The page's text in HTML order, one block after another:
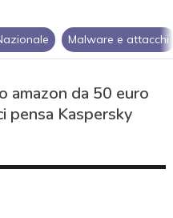
Malware e attacchi
amazon da 50 euro
pensa Kaspersky